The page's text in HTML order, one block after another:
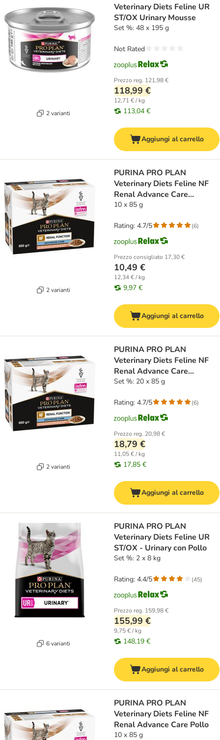
2 varianti
Veterinary Diets Feline UR
ST/OX Urinary Mousse
Set %: 48 x 195 g
Prezzo reg. 121,98 €
118,99 €
12,71 € / kg
113,04 €
Not Rated
Aggiungi al carrello
2 varianti
PURINA PRO PLAN
Veterinary Diets Feline NF
Renal Advance Care
Salmone
10 x 85 g
Prezzo consigliato 17,30 €
10,49 €
12,34 € / kg
9,97 €
Rating: 4.7/5 (6)
Aggiungi al carrello
2 varianti
PURINA PRO PLAN
Veterinary Diets Feline NF
Renal Advance Care
Salmone
Set %: 20 x 85 g
Prezzo reg. 20,98 €
18,79 €
11,05 € / kg
17,85 €
Rating: 4.7/5 (6)
Aggiungi al carrello
6 varianti
PURINA PRO PLAN
Veterinary Diets Feline UR
ST/OX - Urinary con Pollo
Set %: 2 x 8 kg
Prezzo reg. 159,98 €
155,99 €
9,75 € / kg
148,19 €
Rating: 4.4/5 (45)
Aggiungi al carrello
PURINA PRO PLAN
Veterinary Diets Feline NF
Renal Advance Care Pollo
10 x 85 g